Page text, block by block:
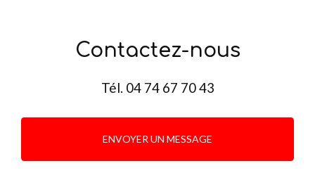
Contactez-nous
Tél. 04 74 67 70 43
ENVOYER UN MESSAGE